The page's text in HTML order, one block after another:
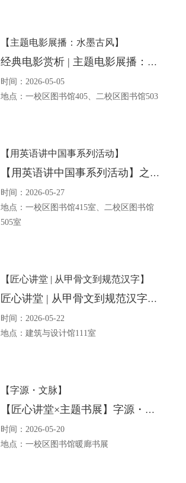
【主题电影展播：水墨古风】
经典电影赏析 | 主题电影展播：水墨古风
时间：2026-05-05
地点：一校区图书馆405、二校区图书馆503
【用英语讲中国事系列活动】
【用英语讲中国事系列活动】之三十二中华传统文化主题口语角报名通知 [The traditional Chinese Bilingual English Corner event] No. 32 Notice on Entering for the English Corner with the Theme of Chinese Traditional Culture
时间：2026-05-27
地点：一校区图书馆415室、二校区图书馆
505室
【匠心讲堂 | 从甲骨文到规范汉字】
匠心讲堂 | 从甲骨文到规范汉字，这场讲座带你读懂三千年文明密码
时间：2026-05-22
地点：建筑与设计馆111室
【字源・文脉】
【匠心讲堂×主题书展】字源・文脉：从甲骨文到规范汉字的故事
时间：2026-05-20
地点：一校区图书馆暖廊书展